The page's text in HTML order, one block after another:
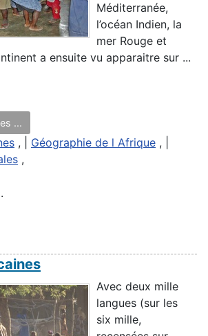
Méditerranée,
l’océan Indien, la
mer Rouge et
a ensuite vu apparaitre sur ...
...
, | Géographie de l Afrique , |
,
Avec deux mille
langues (sur les
six mille,